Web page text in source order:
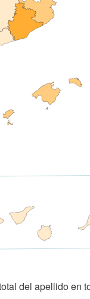
del apellido en